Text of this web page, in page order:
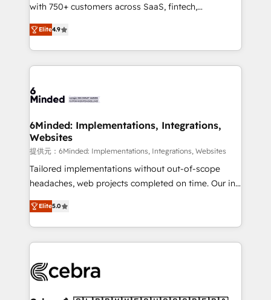
projects • Clients in 30+ industries • Proprietary
technology for integrations • Multilingual team:
English, Spanish, Portuguese & Italian 👉 Grow
smarter with AI and HubSpot.
with 750+ customers across SaaS, fintech,
healthcare, real estate, and other industries. With
150+ HubSpot-certified experts, we deliver scalable
solutions to complex GTM and RevOps challenges.
Our Expertise 🔹 Onboarding & Implementation:
tailored to your GTM motion. 🔹 Migrations: Move
downtime. 🔹 RevOps Strategy: Align teams,
processes, and data to drive revenue efficiency. 🔹
Integrations: Connect HubSpot with your tech stack
for better adoption. 🔹 Custom Solutions: Build
tailored apps, workflows, and configurations. We are
our commitment to data security and compliance. At
OneMetric, we help revenue teams focus on the
Elite4.9
6Minded: Implementations, Integrations,
Websites
提供元：6Minded: Implementations, Integrations, Websites
Tailored implementations without out-of-scope
headaches, web projects completed on time. Our in-
house team of certified CRM architects, experts,
developers, designers, and marketers handles all
aspects of your HubSpot. ✨ 400+ global clients ✨
100+ seamless migrations from 15+ different CRMs
implementations, and 5,000+ pages ✨ CS: Clients
Elite5.0